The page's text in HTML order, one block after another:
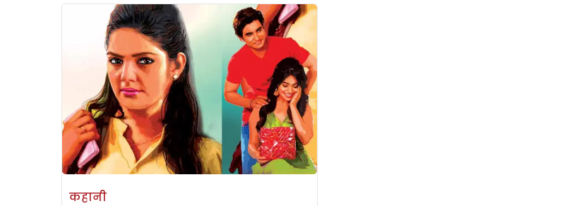
कहानी